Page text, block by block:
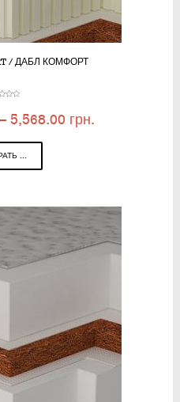
/ ДАБЛ КОМФОРТ
– 5,568.00 грн.
...